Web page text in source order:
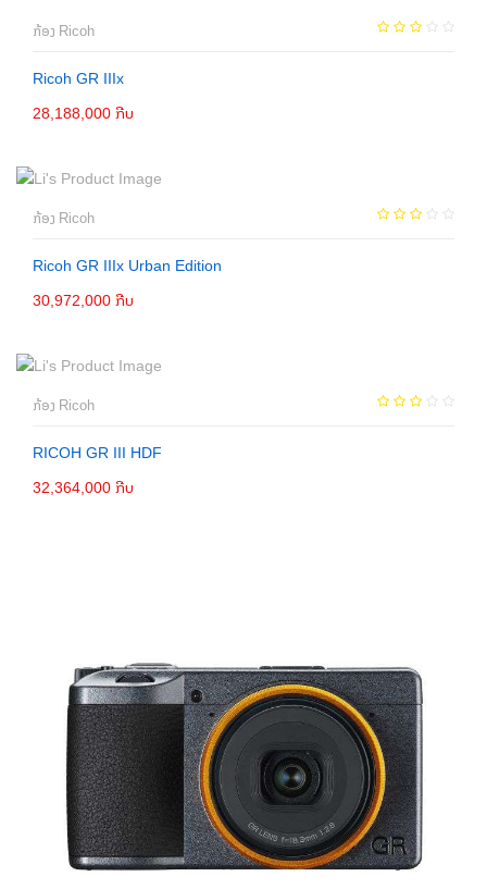
ກ້ອງ Ricoh
Ricoh GR IIIx
28,188,000 ກີບ
ເພີ່ມເຂົ້າກະຕ່າ
ກ້ອງ Ricoh
Ricoh GR IIIx Urban Edition
30,972,000 ກີບ
ເພີ່ມເຂົ້າກະຕ່າ
ກ້ອງ Ricoh
RICOH GR III HDF
32,364,000 ກີບ
ເພີ່ມເຂົ້າກະຕ່າ